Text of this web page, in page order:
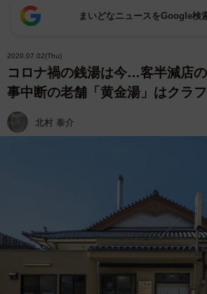
まいどなニュースをGoogle検
2020.07.02(Thu)
コロナ禍の銭湯は今…客半減店
事中断の老舗「黄金湯」はクラ
北村 泰介